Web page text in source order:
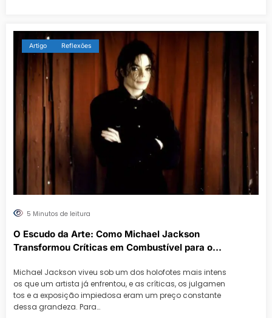
Artigo Reflexões
5 Minutos de leitura
O Escudo da Arte: Como Michael Jackson
Transformou Críticas em Combustível para o
Michael Jackson viveu sob um dos holofotes mais intens
os que um artista já enfrentou, e as críticas, os julgamen
tos e a exposição impiedosa eram um preço constante
dessa grandeza. Para…